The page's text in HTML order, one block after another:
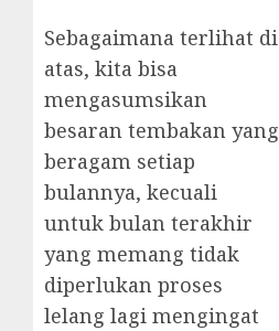
Sebagaimana terlihat di
atas, kita bisa
mengasumsikan
besaran tembakan yang
beragam setiap
bulannya, kecuali
untuk bulan terakhir
yang memang tidak
diperlukan proses
lelang lagi mengingat